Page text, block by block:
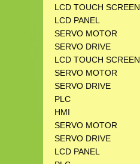
LCD TOUCH SCREEN
LCD PANEL
SERVO MOTOR
SERVO DRIVE
LCD TOUCH SCREEN
SERVO MOTOR
SERVO DRIVE
PLC
HMI
SERVO MOTOR
SERVO DRIVE
LCD PANEL